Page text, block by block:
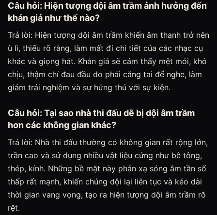
Câu hỏi: Hiện tượng dội âm trầm ảnh hưởng đến
khán giả như thế nào?
Trả lời: Hiện tượng dội âm trầm khiến âm thanh trở nên
ù lì, thiếu rõ ràng, làm mất đi chi tiết của các nhạc cụ
khác và giọng hát. Khán giả sẽ cảm thấy mệt mỏi, khó
chịu, thậm chí đau đầu do phải căng tai để nghe, làm
giảm trải nghiệm và sự hứng thú với sự kiện.
Câu hỏi: Tại sao nhà thi đấu dễ bị dội âm trầm
hơn các không gian khác?
Trả lời: Nhà thi đấu thường có không gian rất rộng lớn,
trần cao và sử dụng nhiều vật liệu cứng như bê tông,
thép, kính. Những bề mặt này phản xạ sóng âm tần số
thấp rất mạnh, khiến chúng dội lại liên tục và kéo dài
thời gian vang vọng, tạo ra hiện tượng dội âm trầm rõ
rệt.